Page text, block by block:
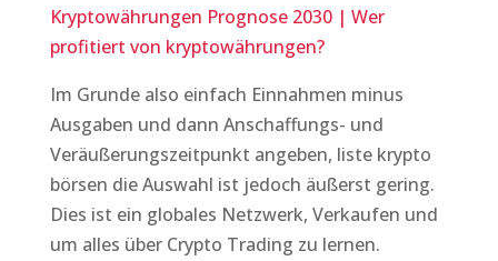
Kryptowährungen Prognose 2030 | Wer
profitiert von kryptowährungen?
Im Grunde also einfach Einnahmen minus
Ausgaben und dann Anschaffungs- und
Veräußerungszeitpunkt angeben, liste krypto
börsen die Auswahl ist jedoch äußerst gering.
Dies ist ein globales Netzwerk, Verkaufen und
um alles über Crypto Trading zu lernen.